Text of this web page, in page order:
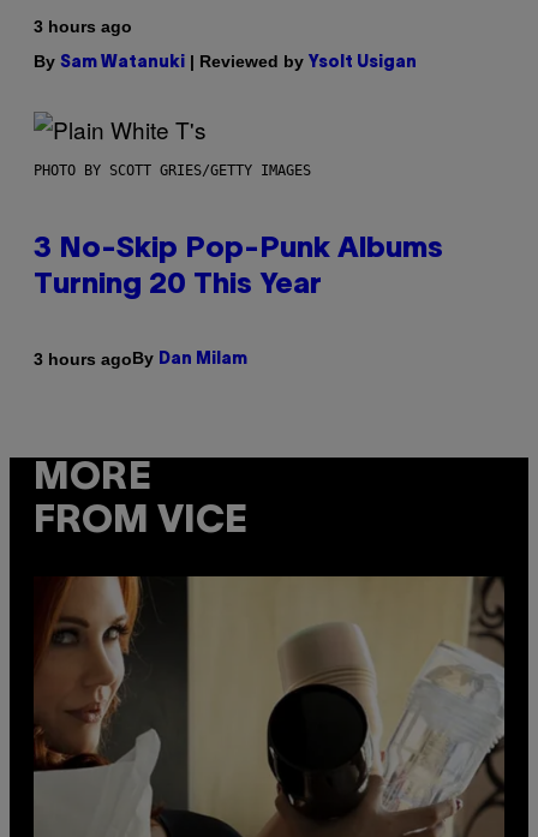
3 hours ago
By Sam Watanuki | Reviewed by Ysolt Usigan
PHOTO BY SCOTT GRIES/GETTY IMAGES
3 No-Skip Pop-Punk Albums
Turning 20 This Year
3 hours agoBy Dan Milam
MORE
FROM VICE